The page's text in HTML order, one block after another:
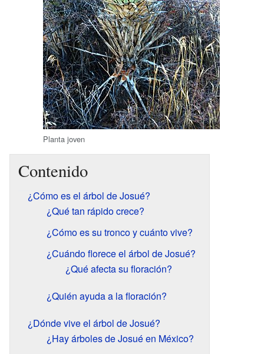
Planta joven
Contenido
¿Cómo es el árbol de Josué?
¿Qué tan rápido crece?
¿Cómo es su tronco y cuánto vive?
¿Cuándo florece el árbol de Josué?
¿Qué afecta su floración?
¿Quién ayuda a la floración?
¿Dónde vive el árbol de Josué?
¿Hay árboles de Josué en México?